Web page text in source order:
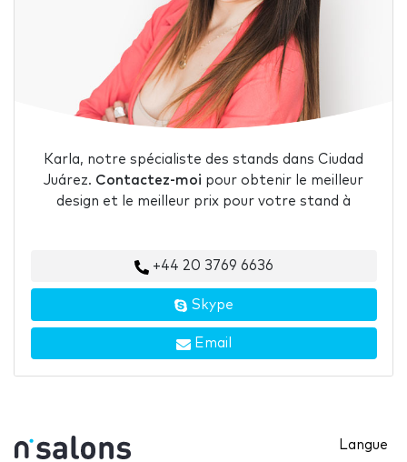
Karla, notre spécialiste des stands dans Ciudad
Juárez. Contactez-moi pour obtenir le meilleur
design et le meilleur prix pour votre stand à
+44 20 3769 6636
Skype
Email
Langue